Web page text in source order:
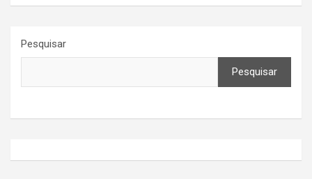
Pesquisar
Pesquisar